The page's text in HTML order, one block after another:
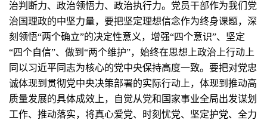
治判断力、政治领悟力、政治执行力。党员干部作为我们党
治国理政的中坚力量，要把坚定理想信念作为终身课题，深
刻领悟“两个确立”的决定性意义，增强“四个意识”、坚定
“四个自信”、做到“两个维护”，始终在思想上政治上行动上
同以习近平同志为核心的党中央保持高度一致。要把对党忠
诚体现到贯彻党中央决策部署的实际行动上，体现到推动高
质量发展的具体成效上，自觉从党和国家事业全局出发谋划
工作、推动落实，将真心爱党、时刻忧党、坚定护党、全力